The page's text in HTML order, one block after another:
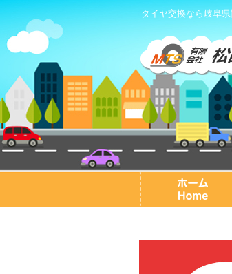
タイヤ交換なら岐阜